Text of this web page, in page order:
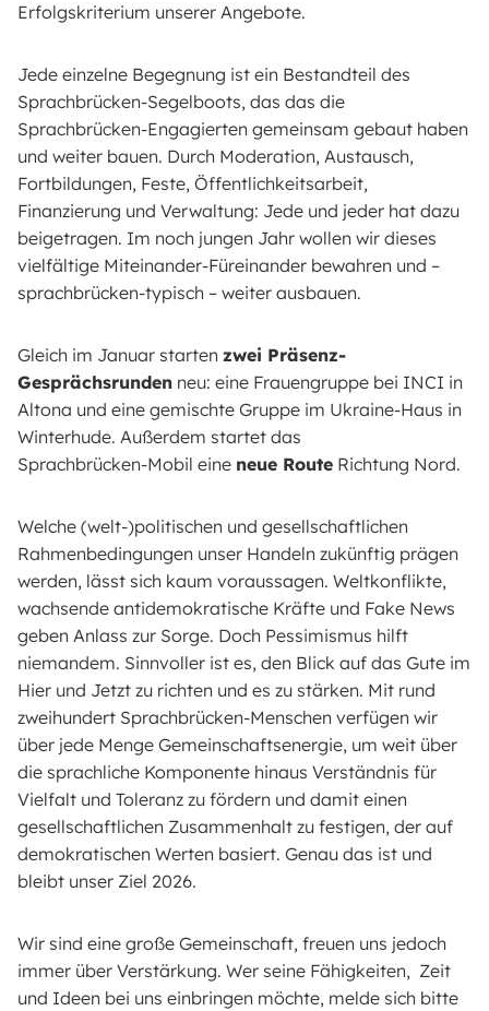
Erfolgskriterium unserer Angebote.
Jede einzelne Begegnung ist ein Bestandteil des
Sprachbrücken-Segelboots, das das die
Sprachbrücken-Engagierten gemeinsam gebaut haben
und weiter bauen. Durch Moderation, Austausch,
Fortbildungen, Feste, Öffentlichkeitsarbeit,
Finanzierung und Verwaltung: Jede und jeder hat dazu
beigetragen. Im noch jungen Jahr wollen wir dieses
vielfältige Miteinander-Füreinander bewahren und –
sprachbrücken-typisch – weiter ausbauen.
Gleich im Januar starten zwei Präsenz-
Gesprächsrunden neu: eine Frauengruppe bei INCI in
Altona und eine gemischte Gruppe im Ukraine-Haus in
Winterhude. Außerdem startet das
Sprachbrücken-Mobil eine neue Route Richtung Nord.
Welche (welt-)politischen und gesellschaftlichen
Rahmenbedingungen unser Handeln zukünftig prägen
werden, lässt sich kaum voraussagen. Weltkonflikte,
wachsende antidemokratische Kräfte und Fake News
geben Anlass zur Sorge. Doch Pessimismus hilft
niemandem. Sinnvoller ist es, den Blick auf das Gute im
Hier und Jetzt zu richten und es zu stärken. Mit rund
zweihundert Sprachbrücken-Menschen verfügen wir
über jede Menge Gemeinschaftsenergie, um weit über
die sprachliche Komponente hinaus Verständnis für
Vielfalt und Toleranz zu fördern und damit einen
gesellschaftlichen Zusammenhalt zu festigen, der auf
demokratischen Werten basiert. Genau das ist und
bleibt unser Ziel 2026.
Wir sind eine große Gemeinschaft, freuen uns jedoch
immer über Verstärkung. Wer seine Fähigkeiten, Zeit
und Ideen bei uns einbringen möchte, melde sich bitte